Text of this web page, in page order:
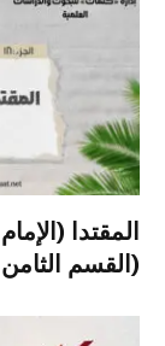
المقتدا
(القسم